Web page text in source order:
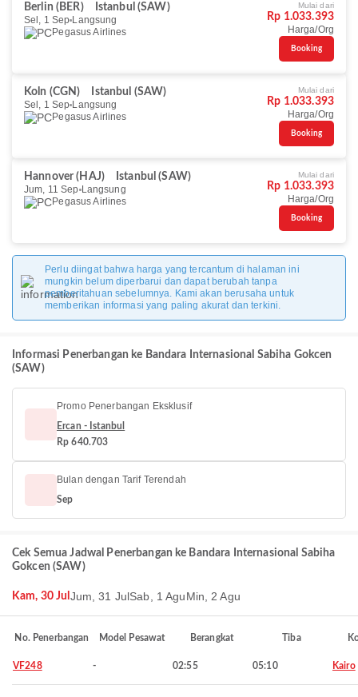
Berlin (BER)
Istanbul (SAW)
Sel, 1 Sep Langsung
Pegasus Airlines
Mulai dari
Rp 1.033.393
Harga/Org
Booking
Koln (CGN)
Istanbul (SAW)
Sel, 1 Sep Langsung
Pegasus Airlines
Mulai dari
Rp 1.033.393
Harga/Org
Booking
Hannover (HAJ)
Istanbul (SAW)
Jum, 11 Sep Langsung
Pegasus Airlines
Mulai dari
Rp 1.033.393
Harga/Org
Booking
Perlu diingat bahwa harga yang tercantum di halaman ini
mungkin belum diperbarui dan dapat berubah tanpa
pemberitahuan sebelumnya. Kami akan berusaha untuk
memberikan informasi yang paling akurat dan terkini.
Informasi Penerbangan ke Bandara Internasional Sabiha Gokcen
(SAW)
Promo Penerbangan Eksklusif
Ercan - Istanbul
Rp 640.703
Bulan dengan Tarif Terendah
Sep
Cek Semua Jadwal Penerbangan ke Bandara Internasional Sabiha
Gokcen (SAW)
Kam, 30 Jul Jum, 31 JulSab, 1 AguMin, 2 Agu
No. Penerbangan Model Pesawat Berangkat Tiba
VF248 - 02:55 05:10 Kairo